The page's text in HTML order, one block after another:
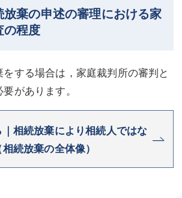
残業等）
棄の申述の審理における家
の程度
する場合は，家庭裁判所の審判と
があります。
相続放棄により相続人ではな
続放棄の全体像）